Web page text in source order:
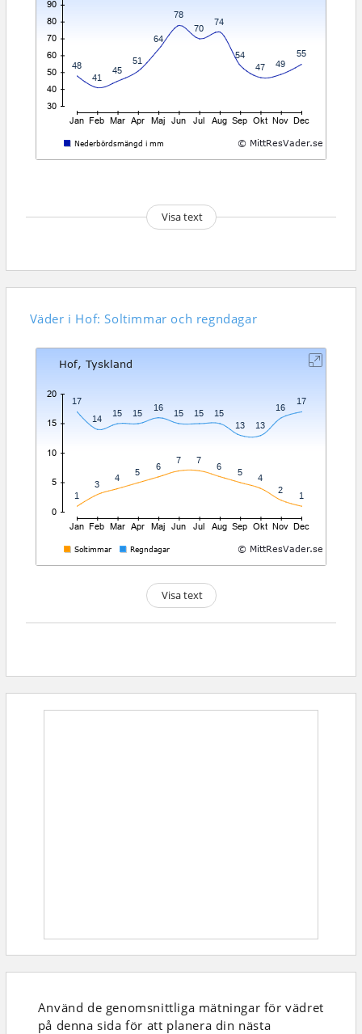
Visa text
Väder i Hof: Soltimmar och regndagar
Visa text
Använd de genomsnittliga mätningar för vädret
på denna sida för att planera din nästa